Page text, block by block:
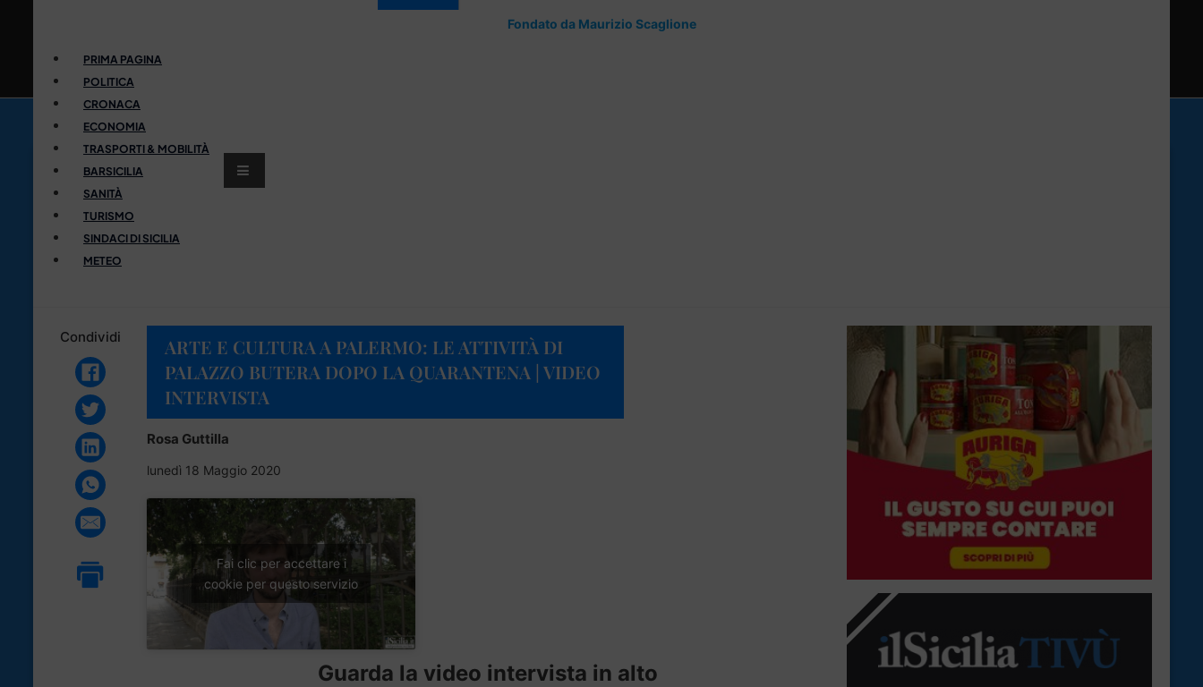
Fondato da Maurizio Scaglione
PRIMA PAGINA
POLITICA
CRONACA
ECONOMIA
TRASPORTI & MOBILITÀ
BARSICILIA
SANITÀ
TURISMO
SINDACI DI SICILIA
METEO
Condividi
ARTE E CULTURA A PALERMO: LE ATTIVITÀ DI
PALAZZO BUTERA DOPO LA QUARANTENA | VIDEO
INTERVISTA
Rosa Guttilla
lunedì 18 Maggio 2020
Fai clic per accettare i
cookie per questo servizio
Guarda la video intervista in alto